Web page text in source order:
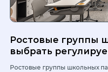
Ростовые группы
выбрать
Ростовые группы школьных